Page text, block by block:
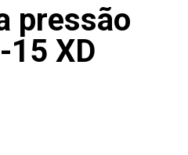
pressão
XD